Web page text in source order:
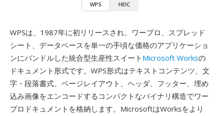
WPS HEIC
WPSは、1987年に初リリースされ、ワープロ、スプレッド
シート、データベースを単一の手頃な価格のアプリケーショ
ンにバンドルした統合型生産性スイート Microsoft Worksの
ドキュメント形式です。WPS形式はテキストコンテンツ、文
字・段落書式、ページレイアウト、ヘッダ、フッター、埋め
込み画像をエンコードするコンパクトなバイナリ構造でワー
プロドキュメントを格納します。MicrosoftはWorksをより